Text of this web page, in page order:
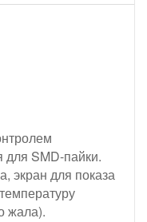
для SMD-пайки.
экран для показа
жала).